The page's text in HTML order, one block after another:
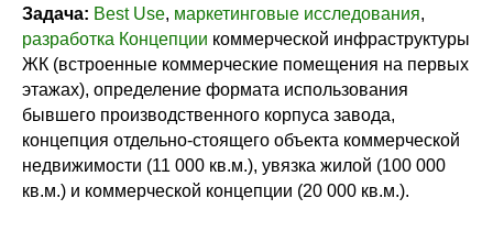
Задача: Best Use, маркетинговые исследования,
разработка Концепции коммерческой инфраструктуры
ЖК (встроенные коммерческие помещения на первых
этажах), определение формата использования
бывшего производственного корпуса завода,
концепция отдельно-стоящего объекта коммерческой
недвижимости (11 000 кв.м.), увязка жилой (100 000
кв.м.) и коммерческой концепции (20 000 кв.м.).